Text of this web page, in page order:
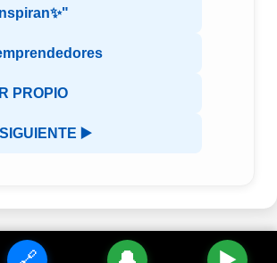
PROPIO
▶️